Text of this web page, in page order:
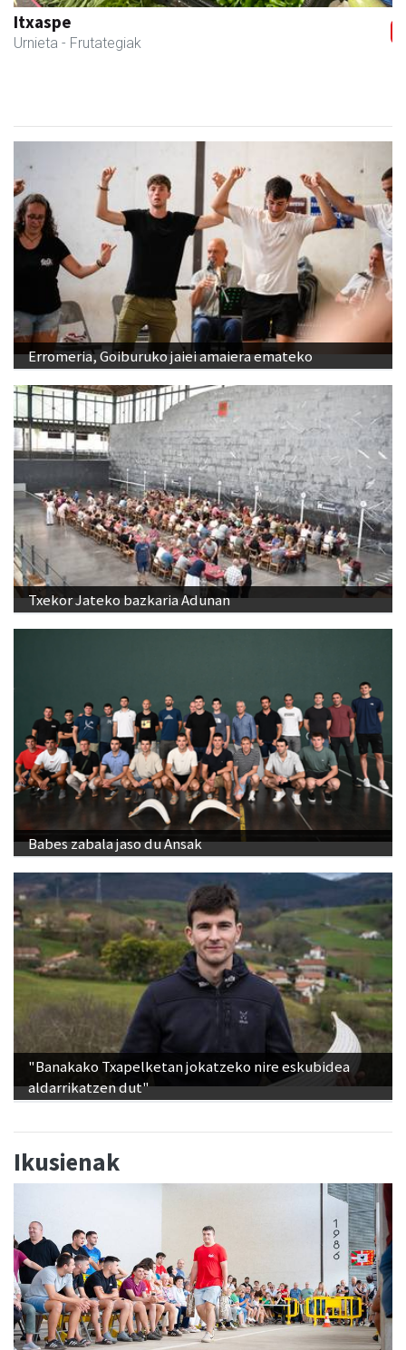
Itxaspe
Urnieta - Frutategiak
Erromeria, Goiburuko jaiei amaiera emateko
Txekor Jateko bazkaria Adunan
Babes zabala jaso du Ansak
"Banakako Txapelketan jokatzeko nire eskubidea
aldarrikatzen dut"
Ikusienak